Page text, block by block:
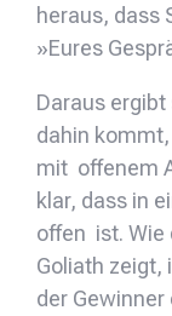
heraus, dass
»Eures
Daraus
dahin
mit offenem
klar, dass in
offen ist. Wie
Goliath zeigt,
der